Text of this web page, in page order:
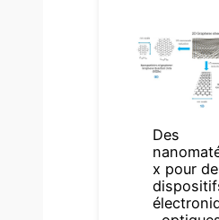
Des
x pour